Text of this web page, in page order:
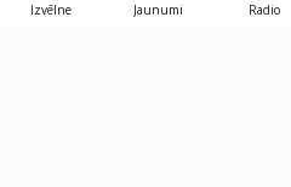
Izvēlne Jaunumi Radio